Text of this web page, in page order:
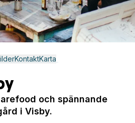
KontaktKarta
och spännande
i Visby.